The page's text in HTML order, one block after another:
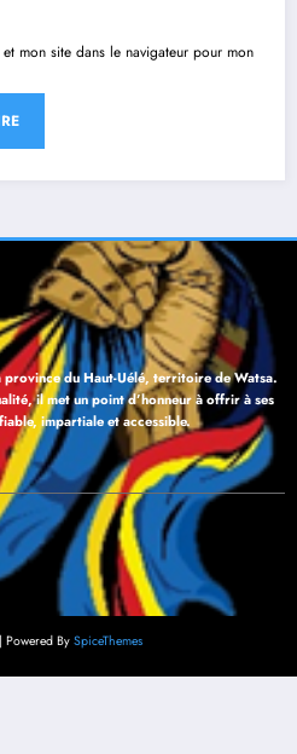
mon site dans le navigateur pour mon
province du Haut-Uélé, territoire de Watsa.
il met un point d’honneur à offrir à ses
impartiale et accessible.
By SpiceThemes